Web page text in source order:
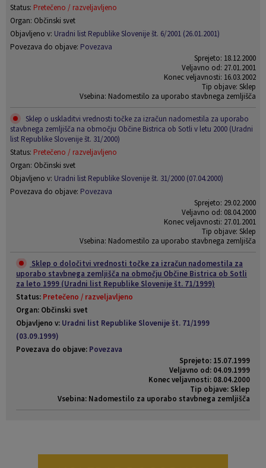
Status: Pretečeno / razveljavljeno
Organ: Občinski svet
Objavljeno v: Uradni list Republike Slovenije št. 6/2001 (26.01.2001)
Povezava do objave: Povezava
Sprejeto: 18.12.2000
Veljavno od: 27.01.2001
Konec veljavnosti: 16.03.2002
Tip objave: Sklep
Vsebina: Nadomestilo za uporabo stavbnega zemljišča
Sklep o uskladitvi vrednosti točke za izračun nadomestila za uporabo
stavbnega zemljišča na območju Občine Bistrica ob Sotli v letu 2000 (Uradni
list Republike Slovenije št. 31/2000)
Status: Pretečeno / razveljavljeno
Organ: Občinski svet
Objavljeno v: Uradni list Republike Slovenije št. 31/2000 (07.04.2000)
Povezava do objave: Povezava
Sprejeto: 29.02.2000
Veljavno od: 08.04.2000
Konec veljavnosti: 27.01.2001
Tip objave: Sklep
Vsebina: Nadomestilo za uporabo stavbnega zemljišča
Sklep o določitvi vrednosti točke za izračun nadomestila za
uporabo stavbnega zemljišča na območju Občine Bistrica ob Sotli
za leto 1999 (Uradni list Republike Slovenije št. 71/1999)
Status: Pretečeno / razveljavljeno
Organ: Občinski svet
Objavljeno v: Uradni list Republike Slovenije št. 71/1999
(03.09.1999)
Povezava do objave: Povezava
Sprejeto: 15.07.1999
Veljavno od: 04.09.1999
Konec veljavnosti: 08.04.2000
Tip objave: Sklep
Vsebina: Nadomestilo za uporabo stavbnega zemljišča